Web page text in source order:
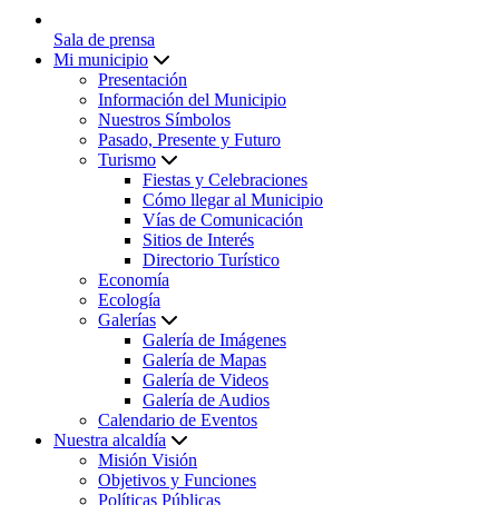
Sala de prensa
Mi municipio
Presentación
Información del Municipio
Nuestros Símbolos
Pasado, Presente y Futuro
Turismo
Fiestas y Celebraciones
Cómo llegar al Municipio
Vías de Comunicación
Sitios de Interés
Directorio Turístico
Economía
Ecología
Galerías
Galería de Imágenes
Galería de Mapas
Galería de Videos
Galería de Audios
Calendario de Eventos
Nuestra alcaldía
Misión Visión
Objetivos y Funciones
Políticas Públicas